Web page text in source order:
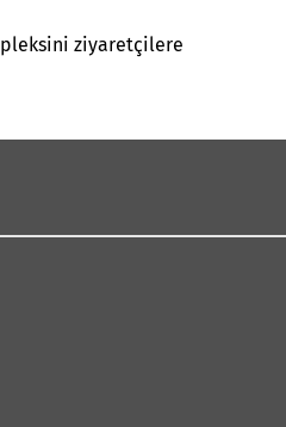
ziyaretçilere